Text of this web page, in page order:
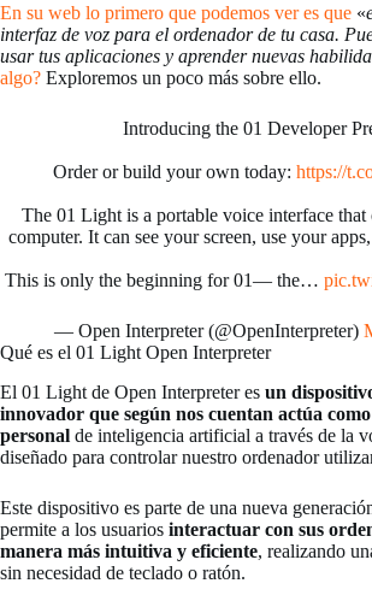
En su web lo primero que podemos ver es que «
interfaz de voz para el ordenador de tu casa.
usar tus aplicaciones y aprender nuevas
algo? Exploremos un poco más sobre ello.
Introducing the 01 Developer
Order or build your own today: https://
The 01 Light is a portable voice interface
computer. It can see your screen, use your
This is only the beginning for 01— the…
— Open Interpreter (@OpenInterpreter)
Qué es el 01 Light Open Interpreter
El 01 Light de Open Interpreter es un
innovador que según nos cuentan actúa
personal de inteligencia artificial a través de la
diseñado para controlar nuestro ordenador
Este dispositivo es parte de una nueva
permite a los usuarios interactuar con sus
manera más intuitiva y eficiente, realizando
sin necesidad de teclado o ratón.